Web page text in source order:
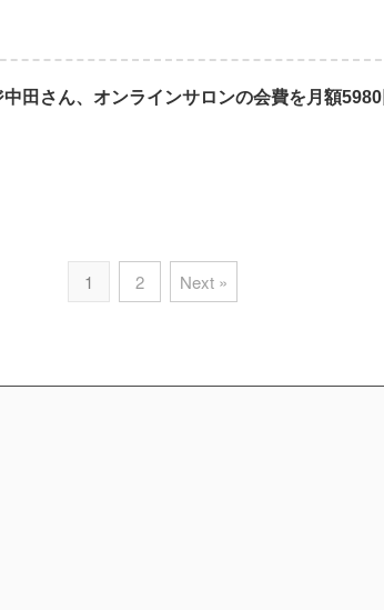
中田さん、オンラインサロンの会費を月額
1 2 Next »